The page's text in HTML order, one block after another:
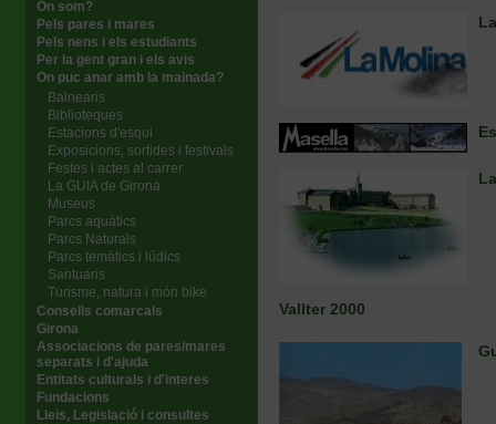
On som?
Pels pares i mares
Pels nens i els estudiants
Per la gent gran i els avis
On puc anar amb la mainada?
Balnearis
Biblioteques
Estacions d'esqui
Exposicions, sortides i festivals
Festes i actes al carrer
La GUIA de Girona
Museus
Parcs aquàtics
Parcs Naturals
Parcs temàtics i lúdics
Santuaris
Turisme, natura i món bike
Consells comarcals
Girona
Associacions de pares/mares
separats i d'ajuda
Entitats culturals i d'interes
Fundacions
Lleis, Legislació i consultes
Vallter 2000